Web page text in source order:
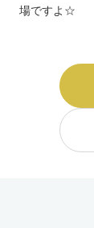
場ですよ☆